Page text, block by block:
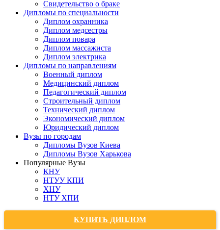
Свидетельство о браке
Дипломы по специальности
Диплом охранника
Диплом медсестры
Диплом повара
Диплом массажиста
Диплом электрика
Дипломы по направлениям
Военный диплом
Медицинский диплом
Педагогический диплом
Строительный диплом
Технический диплом
Экономический диплом
Юридический диплом
Вузы по городам
Дипломы Вузов Киева
Дипломы Вузов Харькова
Популярные Вузы
КНУ
НТУУ КПИ
ХНУ
НТУ ХПИ
КУПИТЬ ДИПЛОМ